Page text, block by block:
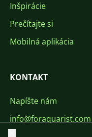
Inšpirácie
Prečítajte si
Mobilná aplikácia
KONTAKT
Napíšte nám
info@foraquarist.com